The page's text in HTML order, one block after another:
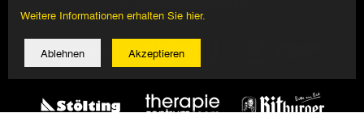
Weitere Informationen erhalten Sie hier.
Ablehnen Akzeptieren